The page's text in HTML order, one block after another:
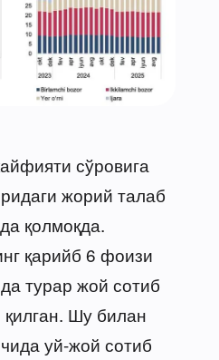
сўровига
жорий талаб
қолмоқда.
қарийб 6 фоизи
турар жой сотиб
Шу билан
уй-жой сотиб